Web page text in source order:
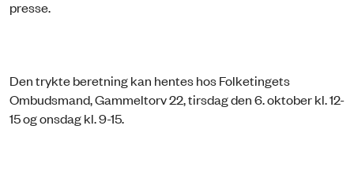
presse.
Den trykte beretning kan hentes hos Folketingets
Ombudsmand, Gammeltorv 22, tirsdag den 6. oktober kl. 12-
15 og onsdag kl. 9-15.